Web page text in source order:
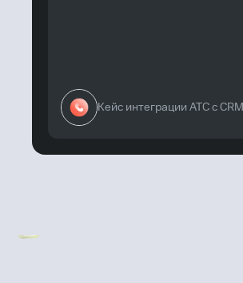
Кейс интеграции АТС с CRM